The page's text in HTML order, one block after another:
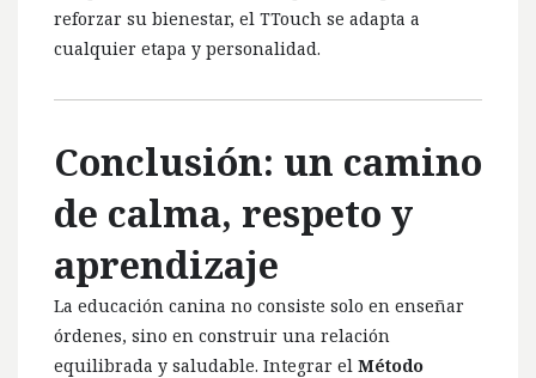
reforzar su bienestar, el TTouch se adapta a
cualquier etapa y personalidad.
Conclusión: un camino
de calma, respeto y
aprendizaje
La educación canina no consiste solo en enseñar
órdenes, sino en construir una relación
equilibrada y saludable. Integrar el Método